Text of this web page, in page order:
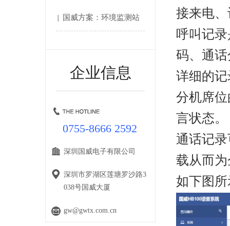
国威方案：环境监测站‌
企业信息
0755-8666 2592
深圳国威电子有限公司
深圳市罗湖区莲塘罗沙路3
038号国威大厦
gw@gwtx.com.cn
接来电
呼叫记
码、通
详细的
分机席
言状态。
通话记录
载从而
如下图